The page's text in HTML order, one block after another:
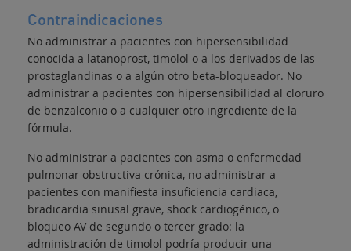
Contraindicaciones
No administrar a pacientes con hipersensibilidad
conocida a latanoprost, timolol o a los derivados de las
prostaglandinas o a algún otro beta-bloqueador. No
administrar a pacientes con hipersensibilidad al cloruro
de benzalconio o a cualquier otro ingrediente de la
fórmula.
No administrar a pacientes con asma o enfermedad
pulmonar obstructiva crónica, no administrar a
pacientes con manifiesta insuficiencia cardiaca,
bradicardia sinusal grave, shock cardiogénico, o
bloqueo AV de segundo o tercer grado: la
administración de timolol podría producir una